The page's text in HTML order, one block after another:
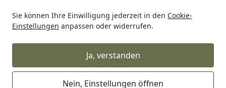
Sie können Ihre Einwilligung jederzeit in den Cookie-
Einstellungen anpassen oder widerrufen.
Ja, verstanden
Nein, Einstellungen öffnen